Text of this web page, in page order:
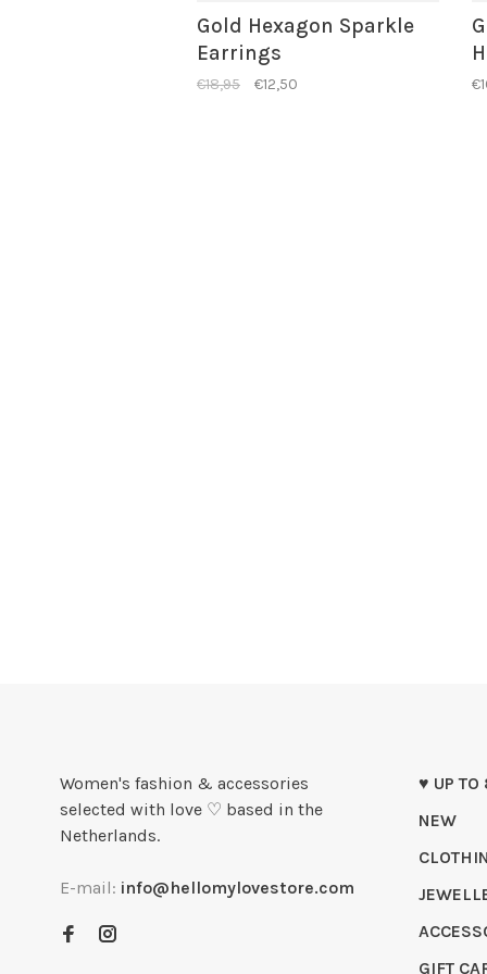
Gold Hexagon Sparkle
Earrings
€18,95 €12,50
Women's fashion & accessories
selected with love ♡ based in the
Netherlands.
E-mail: info@hellomylovestore.com
♥ UP
NEW
GIFT